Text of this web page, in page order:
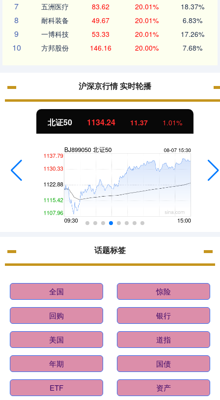
7 五洲医疗 83.62 20.01% 18.37%
8 耐科装备 49.67 20.01% 6.83%
9 一博科技 53.33 20.01% 17.26%
10 方邦股份 146.16 20.00% 7.68%
沪深京行情 实时轮播
北证50 1134.24 11.37 1.01%
话题标签
全国 惊险
回购 银行
美国 道指
年期 国债
ETF 资产